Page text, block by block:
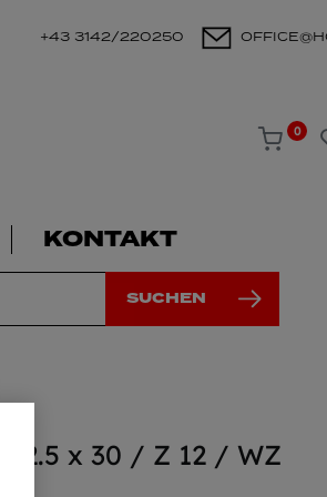
+43 3142/220250
0
KONTAKT
SUCHEN
2.5 x 30 / Z 12 / WZ